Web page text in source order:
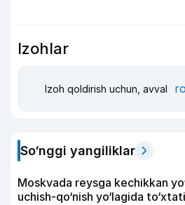
Izohlar
Izoh qoldirish uchun, avval
So‘nggi yangiliklar
Moskvada reysga kechikkan
uchish-qo‘nish yo‘lagida